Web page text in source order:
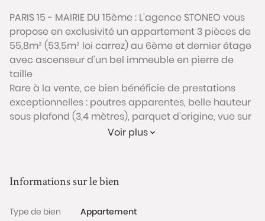
PARIS 15 - MAIRIE DU 15ème : L'agence STONEO vous
propose en exclusivité un appartement 3 pièces de
55,8m² (53,5m² loi carrez) au 6ème et dernier étage
avec ascenseur d'un bel immeuble en pierre de
taille
Rare à la vente, ce bien bénéficie de prestations
exceptionnelles : poutres apparentes, belle hauteur
sous plafond (3,4 mètres), parquet d’origine, vue sur
un grand séjour de 32m² avec cuisine ouverte.
cour (dont une avec une mezzanine aménageable
Voir plus
Informations sur le bien
Type de bien
Appartement